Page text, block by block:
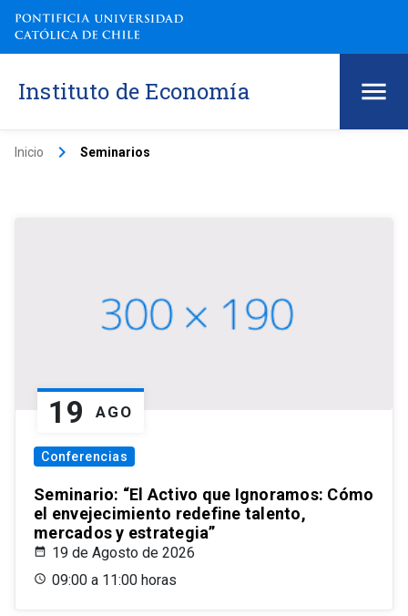
Instituto de Economía
Inicio keyboard_arrow_right Seminarios
19 AGO
Conferencias
Seminario: “El Activo que Ignoramos: Cómo
el envejecimiento redefine talento,
mercados y estrategia”
19 de Agosto de 2026
09:00 a 11:00 horas